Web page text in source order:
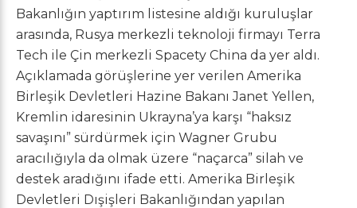
Bakanlığın yaptırım listesine aldığı kuruluşlar
arasında, Rusya merkezli teknoloji firmayı Terra
Tech ile Çin merkezli Spacety China da yer aldı.
Açıklamada görüşlerine yer verilen Amerika
Birleşik Devletleri Hazine Bakanı Janet Yellen,
Kremlin idaresinin Ukrayna’ya karşı “haksız
savaşını” sürdürmek için Wagner Grubu
aracılığıyla da olmak üzere “naçarca” silah ve
destek aradığını ifade etti. Amerika Birleşik
Devletleri Dışişleri Bakanlığından yapılan